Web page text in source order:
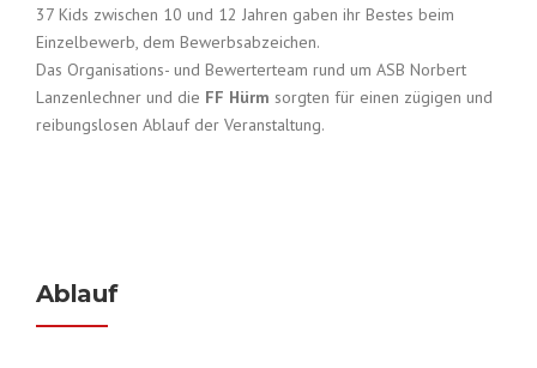
37 Kids zwischen 10 und 12 Jahren gaben ihr Bestes beim
Einzelbewerb, dem Bewerbsabzeichen.
Das Organisations- und Bewerterteam rund um ASB Norbert
Lanzenlechner und die FF Hürm sorgten für einen zügigen und
reibungslosen Ablauf der Veranstaltung.
Ablauf